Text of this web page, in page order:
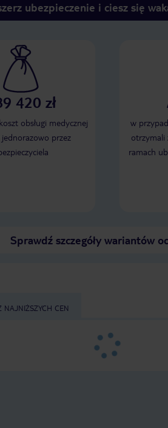
ubezpieczenie i ciesz się
420 zł
obsługi medycznej
przez
w
otrzymali
ramach
Sprawdź szczegóły wariantów
NAJNIŻSZYCH CEN